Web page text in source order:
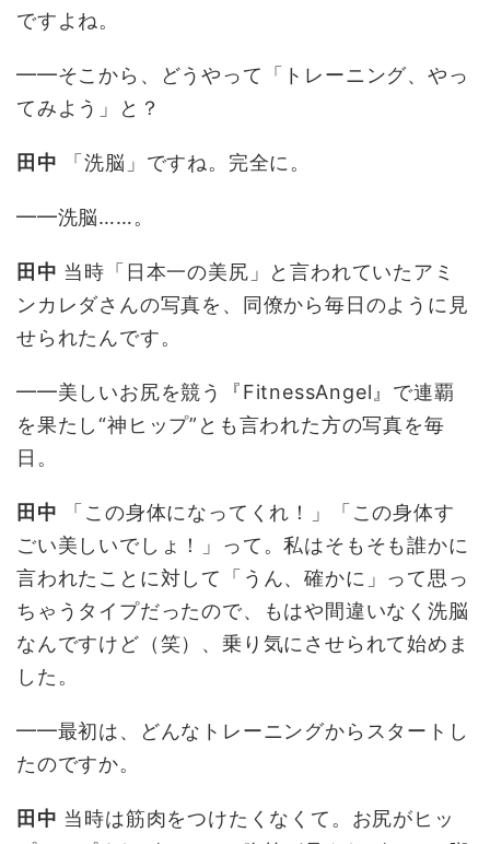
ですよね。
━━そこから、どうやって「トレーニング、やっ
てみよう」と？
田中 「洗脳」ですね。完全に。
━━洗脳……。
田中 当時「日本一の美尻」と言われていたアミ
ンカレダさんの写真を、同僚から毎日のように見
せられたんです。
━━美しいお尻を競う『FitnessAngel』で連覇
を果たし“神ヒップ”とも言われた方の写真を毎
日。
田中 「この身体になってくれ！」「この身体す
ごい美しいでしょ！」って。私はそもそも誰かに
言われたことに対して「うん、確かに」って思っ
ちゃうタイプだったので、もはや間違いなく洗脳
なんですけど（笑）、乗り気にさせられて始めま
した。
━━最初は、どんなトレーニングからスタートし
たのですか。
田中 当時は筋肉をつけたくなくて。お尻がヒッ